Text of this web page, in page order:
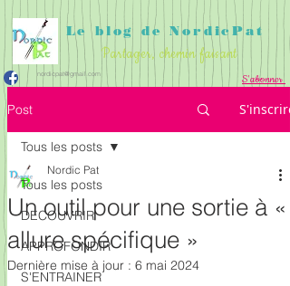
Le blog de NordicPat
Partager, chemin faisant
nordicpat@gmail.com S'abonner
S'ENTRAINER ELARGIR
Post S'inscrire
Tous les posts
DECOUVRIR
APPROFONDIR
S'ENTRAINER
Tous les posts
Un outil pour une sortie à «
allure spécifique »
Nordic Pat
Dernière mise à jour : 6 mai 2024